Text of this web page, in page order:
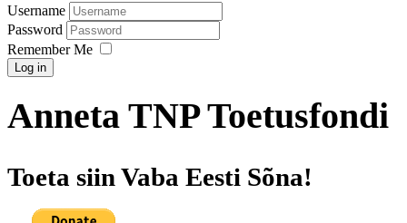
Username
Password
Remember Me
Log in
Anneta TNP Toetusfondi
Toeta siin Vaba Eesti Sõna!